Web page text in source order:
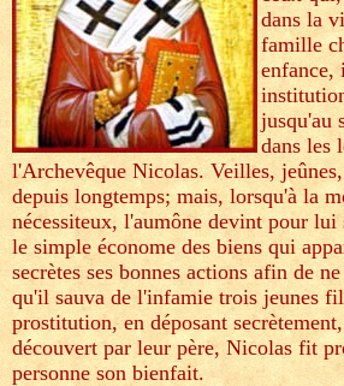
dans la
famille
enfance,
jusqu'au
dans les
l'Archevêque Nicolas. Veilles,
depuis longtemps; mais, lorsqu'à la
nécessiteux, l'aumône devint pour
le simple économe des biens qui
secrètes ses bonnes actions afin de
qu'il sauva de l'infamie trois jeunes
prostitution, en déposant
découvert par leur père, Nicolas fit
personne son bienfait.